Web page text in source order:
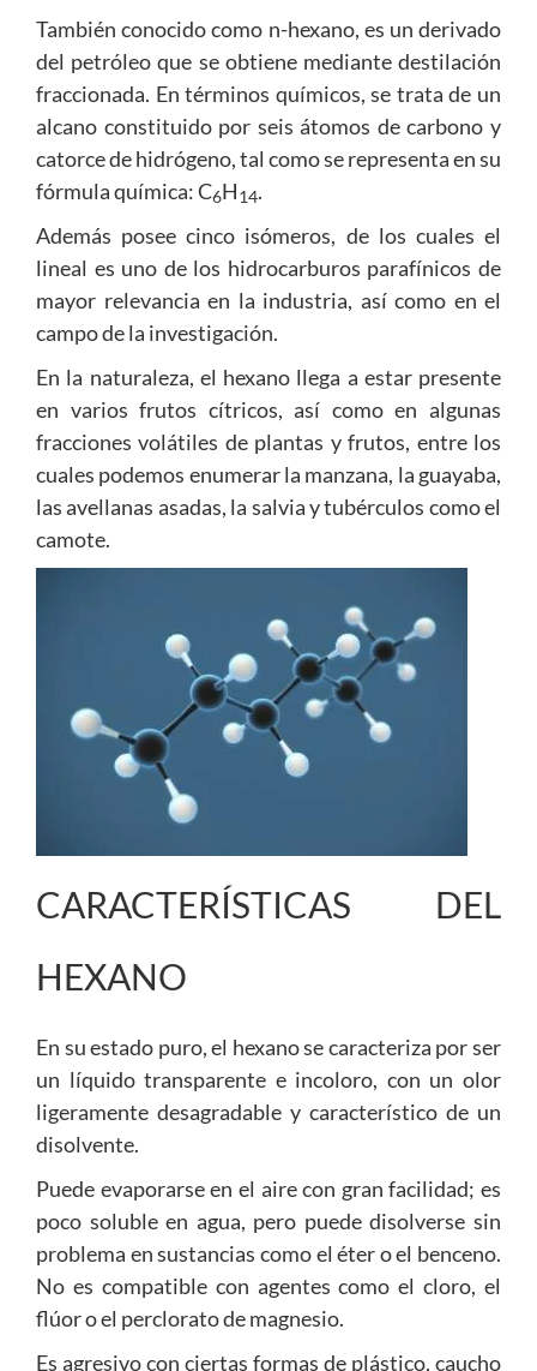
También conocido como n-hexano, es un derivado
del petróleo que se obtiene mediante destilación
fraccionada. En términos químicos, se trata de un
alcano constituido por seis átomos de carbono y
catorce de hidrógeno, tal como se representa en su
fórmula química: C6H14.
Además posee cinco isómeros, de los cuales el
lineal es uno de los hidrocarburos parafínicos de
mayor relevancia en la industria, así como en el
campo de la investigación.
En la naturaleza, el hexano llega a estar presente
en varios frutos cítricos, así como en algunas
fracciones volátiles de plantas y frutos, entre los
cuales podemos enumerar la manzana, la guayaba,
las avellanas asadas, la salvia y tubérculos como el
camote.
CARACTERÍSTICAS DEL
HEXANO
En su estado puro, el hexano se caracteriza por ser
un líquido transparente e incoloro, con un olor
ligeramente desagradable y característico de un
disolvente.
Puede evaporarse en el aire con gran facilidad; es
poco soluble en agua, pero puede disolverse sin
problema en sustancias como el éter o el benceno.
No es compatible con agentes como el cloro, el
flúor o el perclorato de magnesio.
Es agresivo con ciertas formas de plástico, caucho